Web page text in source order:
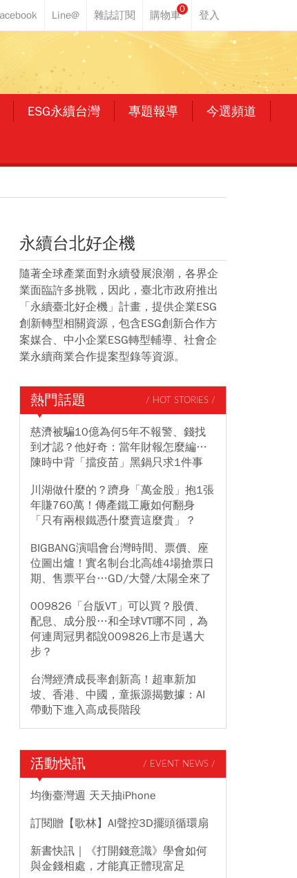
0
ESG永續台灣 專題報導 今選頻道
永續台北好企機
隨著全球產業面對永續發展浪潮，各界企
業面臨許多挑戰，因此，臺北市政府推出
「永續臺北好企機」計畫，提供企業ESG
創新轉型相關資源，包含ESG創新合作方
案媒合、中小企業ESG轉型輔導、社會企
業永續商業合作提案型錄等資源。
熱門話題 / HOT STORIES /
慈濟被騙10億為何5年不報警、錢找
到才認？他好奇：當年財報怎麼編…
陳時中背「擋疫苗」黑鍋只求1件事
川湖做什麼的？躋身「萬金股」抱1張
年賺760萬！傳產鐵工廠如何翻身
「只有兩根鐵憑什麼賣這麼貴」？
BIGBANG演唱會台灣時間、票價、座
位圖出爐！實名制台北高雄4場搶票日
期、售票平台…GD/大聲/太陽全來了
009826「台版VT」可以買？股價、
配息、成分股…和全球VT哪不同，為
何連周冠男都說009826上市是邁大
步？
台灣經濟成長率創新高！超車新加
坡、香港、中國，童振源揭數據：AI
帶動下進入高成長階段
活動快訊 / EVENT NEWS /
均衡臺灣週 天天抽iPhone
訂閱贈【歌林】AI聲控3D擺頭循環扇
新書快訊｜《打開錢意識》學會如何
與金錢相處，才能真正體現富足